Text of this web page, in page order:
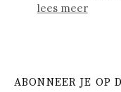
lees meer
ABONNEER JE OP